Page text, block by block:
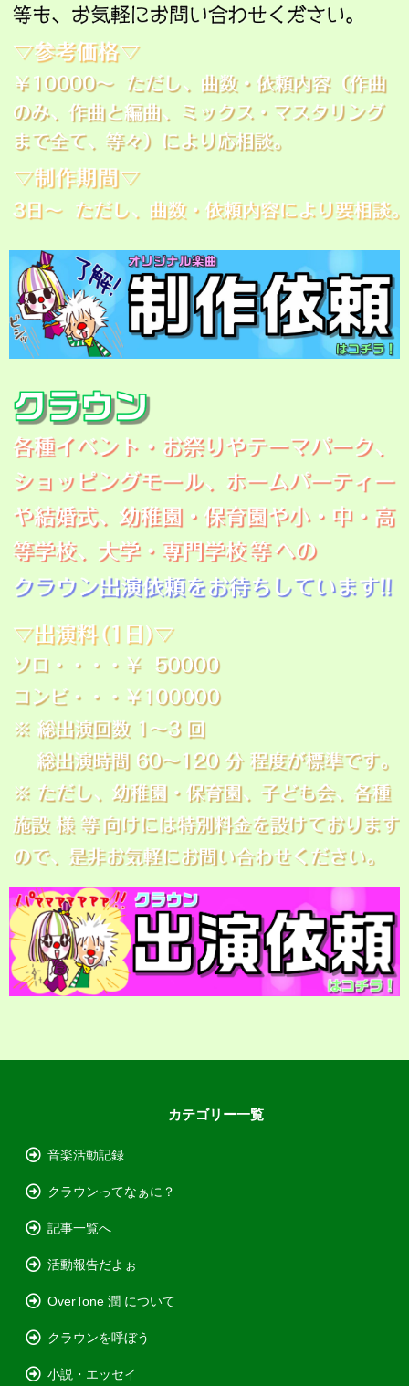
カテゴリー一覧
音楽活動記録
クラウンってなぁに？
記事一覧へ
活動報告だよぉ
OverTone 潤 について
クラウンを呼ぼう
小説・エッセイ